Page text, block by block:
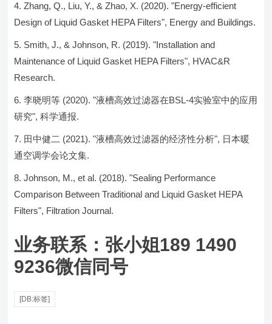
Zhang, Q., Liu, Y., & Zhao, X. (2020). "Energy-efficient
Design of Liquid Gasket HEPA Filters", Energy and Buildings.
Smith, J., & Johnson, R. (2019). "Installation and
Maintenance of Liquid Gasket HEPA Filters", HVAC&R
Research.
李晓明等 (2020). "液槽高效过滤器在BSL-4实验室中的应用
研究", 科学通报.
田中健二 (2021). "液槽高效过滤器的经济性分析", 日本暖
通空调学会论文集.
Johnson, M., et al. (2018). "Sealing Performance
Comparison Between Traditional and Liquid Gasket HEPA
Filters", Filtration Journal.
业务联系：张小姐189 1490
9236微信同号
[DB:标签]